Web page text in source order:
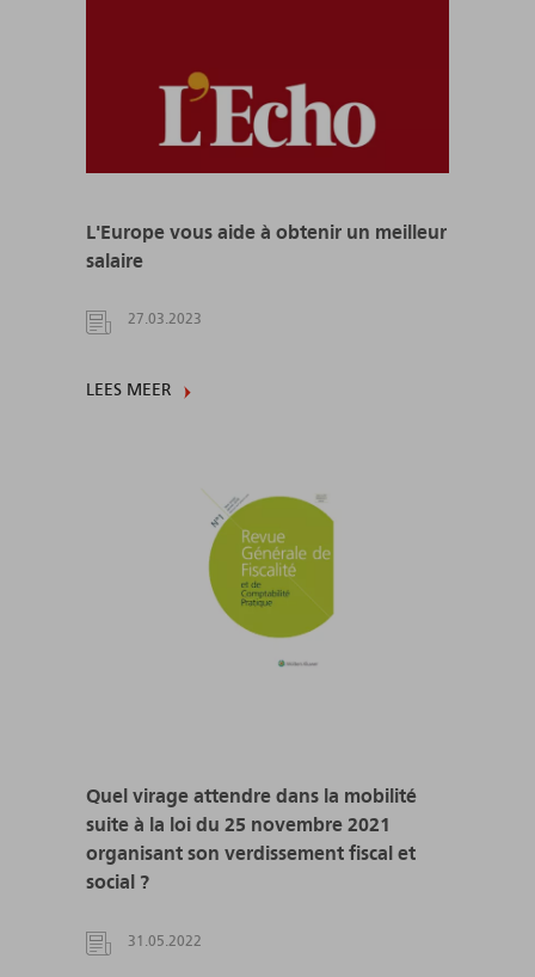
L'Europe vous aide à obtenir un meilleur
salaire
27.03.2023
LEES MEER
Quel virage attendre dans la mobilité
suite à la loi du 25 novembre 2021
organisant son verdissement fiscal et
social ?
31.05.2022